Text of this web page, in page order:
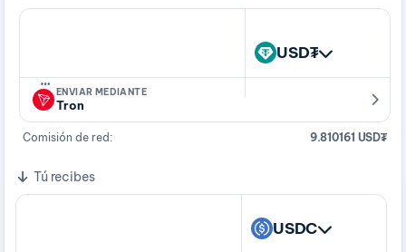
…
USD₮
ENVIAR MEDIANTE
Tron
Comisión de red: 9.810161 USD₮
Tú recibes
USDC